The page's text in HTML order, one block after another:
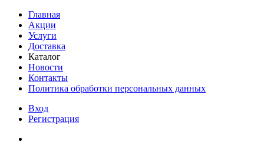
Главная
Акции
Услуги
Доставка
Каталог
Новости
Контакты
Политика обработки персональных данных
Вход
Регистрация